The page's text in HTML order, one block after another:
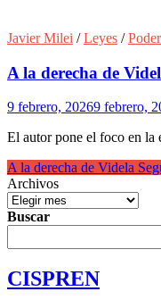
Javier Milei /Leyes /
A la derecha de
9 febrero, 20269 febrero,
El autor pone el foco en la
A la derecha de Videla
Archivos
Buscar
CISPREN